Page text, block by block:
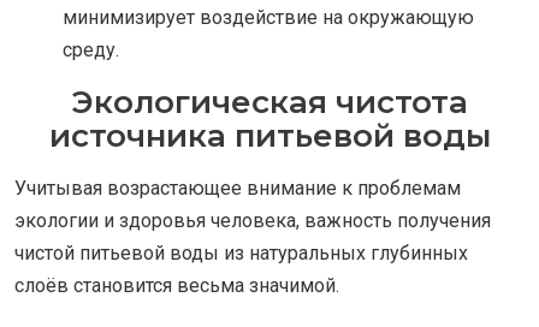
минимизирует воздействие на окружающую
среду.
Экологическая чистота
источника питьевой воды
Учитывая возрастающее внимание к проблемам
экологии и здоровья человека, важность получения
чистой питьевой воды из натуральных глубинных
слоёв становится весьма значимой.